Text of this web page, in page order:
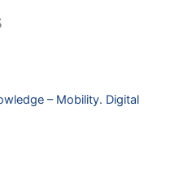
– Mobility. Digital